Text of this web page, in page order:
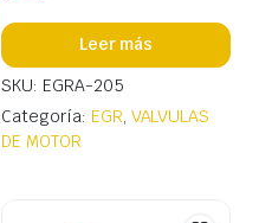
Leer más
SKU: EGRA-205
Categoría: EGR, VALVULAS
DE MOTOR